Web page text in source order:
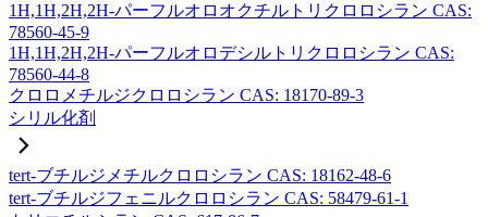
1H,1H,2H,2H-パーフルオロオクチルトリクロロシラン CAS:
78560-45-9
1H,1H,2H,2H-パーフルオロデシルトリクロロシラン CAS:
78560-44-8
クロロメチルジクロロシラン CAS: 18170-89-3
シリル化剤
tert-ブチルジメチルクロロシラン CAS: 18162-48-6
tert-ブチルジフェニルクロロシラン CAS: 58479-61-1